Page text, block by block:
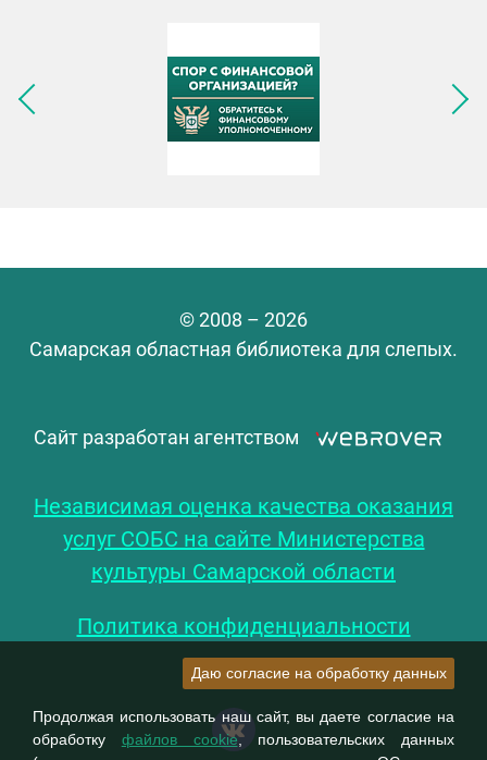
Следующее изображение
© 2008 – 2026
Самарская областная библиотека для слепых.
Сайт разработан агентством
Независимая оценка качества оказания
услуг СОБС на сайте Министерства
культуры Самарской области
Политика конфиденциальности
Даю согласие на обработку данных
Продолжая использовать наш сайт, вы даете согласие на
обработку файлов cookie, пользовательских данных